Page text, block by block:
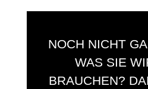
NOCH NICHT
WAS SIE
BRAUCHEN?